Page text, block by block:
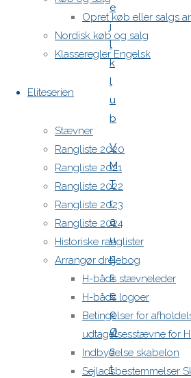
Opret køb eller salgs
Nordisk køb og salg
Klasseregler Engelsk
Eliteserien
Stævner
Rangliste 2020
Rangliste 2021
Rangliste 2022
Rangliste 2023
Rangliste 2024
Historiske ranglister
Arrangør drejebog
H-båds stævneleder
H-båds logoer
Betingelser for
udtagelsesstævne for
Indbydelse skabelon
Sejladsbestemmelser
e
j
l
k
l
u
b
V
M
T
r
a
u
n
s
e
e
Ø
s
t